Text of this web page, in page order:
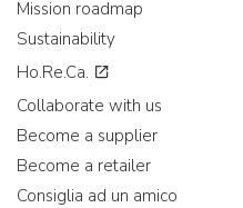
Mission roadmap
Sustainability
Ho.Re.Ca.
Collaborate with us
Become a supplier
Become a retailer
Consiglia ad un amico